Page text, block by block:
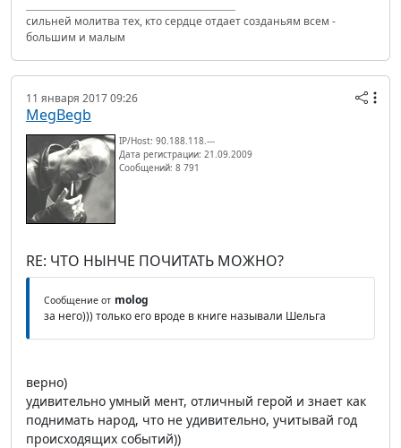
сильней молитва тех, кто сердце отдает созданьям всем -
большим и малым
11 января 2017 09:26
MegBegb
IP/Host: 90.188.118.---
Дата регистрации: 21.09.2009
Сообщений: 8 791
RE: ЧТО НЫНЧЕ ПОЧИТАТЬ МОЖНО?
Сообщение от molog
за него))) только его вроде в книге называли Шельга
верно)
удивительно умный мент, отличный герой и знает как
поднимать народ, что не удивительно, учитывай год
происходящих событий))